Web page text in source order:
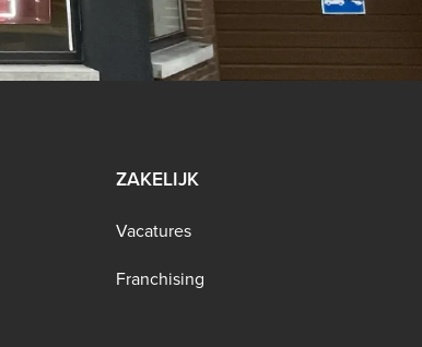
ZAKELIJK
Vacatures
Franchising